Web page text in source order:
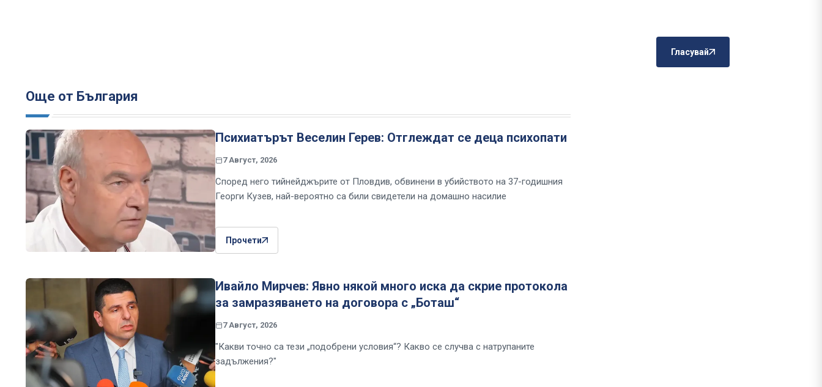
Още от България
Психиатърът Веселин Герев: Отглеждат се деца психопати
7 Август, 2026
Според него тийнейджърите от Пловдив, обвинени в убийството на 37-годишния
Георги Кузев, най-вероятно са били свидетели на домашно насилие
Прочети
Ивайло Мирчев: Явно някой много иска да скрие протокола
за замразяването на договора с „Боташ“
7 Август, 2026
"Какви точно са тези „подобрени условия“? Какво се случва с натрупаните
задължения?"
Гласувай